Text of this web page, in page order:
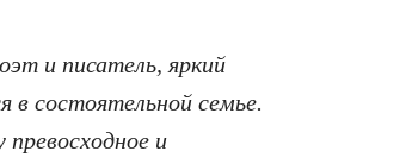
и писатель, яркий
в состоятельной семье.
и